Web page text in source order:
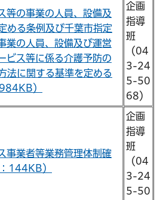
等の事業の人員、設備及
める条例及び千葉市指定
業の人員、設備及び運営
ビス等に係る介護予防の
法に関する基準を定める
）
企画
指導
班
（04
3-24
5-50
68）
事業者等業務管理体制確
144KB）
企画
指導
班
（04
3-24
5-50